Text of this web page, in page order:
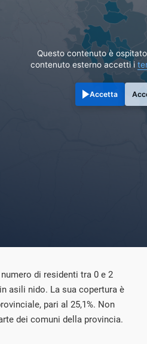
Questo contenuto è
contenuto esterno accetti i
Accetta
di residenti tra 0 e 2
asili nido. La sua copertura è
pari al 25,1%. Non
dei comuni della provincia.